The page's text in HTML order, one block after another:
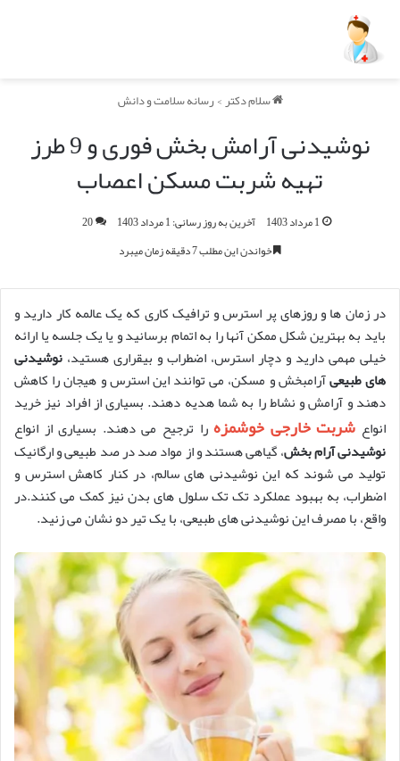
سلام دکتر>رسانه سلامت و دانش
نوشیدنی آرامش بخش فوری و 9 طرز
تهیه شربت مسکن اعصاب
1 مرداد 1403 آخرین به روز رسانی: 1 مرداد 1403
20
خواندن این مطلب 7 دقیقه زمان میبرد
در زمان ها و روزهای پر استرس و ترافیک کاری که یک عالمه کار دارید و
باید به بهترین شکل ممکن آنها را به اتمام برسانید و یا یک جلسه یا ارائه
خیلی مهمی دارید و دچار استرس، اضطراب و بیقراری هستید، نوشیدنی
های طبیعیآرامبخش و مسکن، می توانند این استرس و هیجان را کاهش
دهند و آرامش و نشاط را به شما هدیه دهند. بسیاری از افراد نیز خرید
انواع شربت خارجی خوشمزه را ترجیح می دهند. بسیاری از انواع
نوشیدنی آرام بخش، گیاهی هستند و از مواد صد در صد طبیعی و ارگانیک
تولید می شوند که این نوشیدنی های سالم، در کنار کاهش استرس و
اضطراب، به بهبود عملکرد تک تک سلول های بدن نیز کمک می کنند.در
واقع، با مصرف این نوشیدنی های طبیعی، با یک تیر دو نشان می زنید.